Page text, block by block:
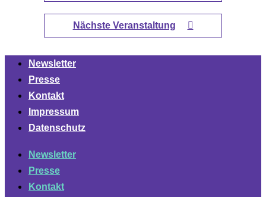
Nächste Veranstaltung
Newsletter
Presse
Kontakt
Impressum
Datenschutz
Newsletter
Presse
Kontakt